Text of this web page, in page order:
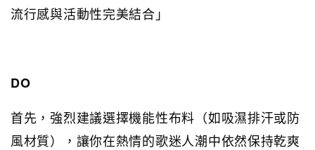
流行感與活動性完美結合」
DO
首先，強烈建議選擇機能性布料（如吸濕排汗或防
風材質），讓你在熱情的歌迷人潮中依然保持乾爽